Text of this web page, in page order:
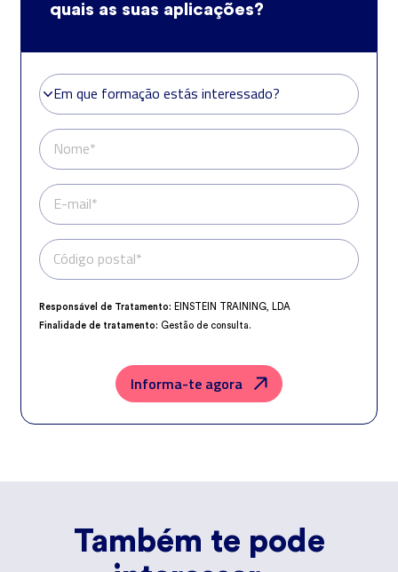
quais as suas aplicações?
Em que formação estás interessado?
Em que formação estás interessado?
Nome*
E-mail*
Telefone*
Código postal*
Responsável de Tratamento: EINSTEIN TRAINING, LDA
Finalidade de tratamento: Gestão de consulta.
aceder, retificar e excluir os dados, bem como outros direitos,
conforme o explicito naPolítica de Privacidade.
Informa-te agora
Também te pode